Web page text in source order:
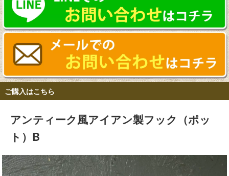
ご購入はこちら
アンティーク風アイアン製フック（ポッ
ト）B